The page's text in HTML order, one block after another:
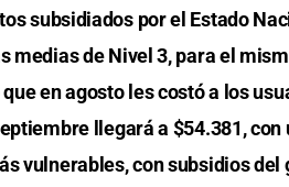
subsidiados por el Estado
medias de Nivel 3, para el
en agosto les costó a los
llegará a $54.381, con
vulnerables, con subsidios